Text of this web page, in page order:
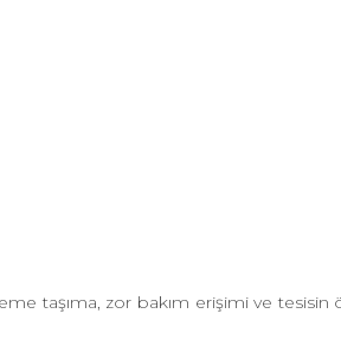
taşıma, zor bakım erişimi ve